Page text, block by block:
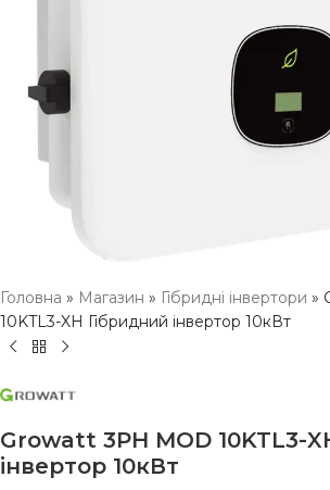
Головна » Магазин » Гібридні інвертори »
10KTL3-XH Гібридний інвертор 10кВт
Growatt 3PH MOD 10KTL3-
інвертор 10кВт